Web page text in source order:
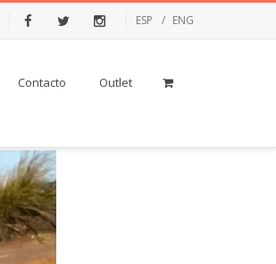
ESP ENG
Contacto Outlet